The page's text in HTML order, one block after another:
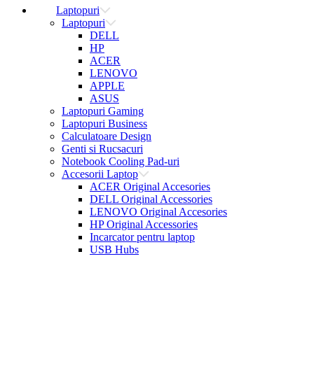
Laptopuri
Laptopuri
DELL
HP
ACER
LENOVO
APPLE
ASUS
Laptopuri Gaming
Laptopuri Business
Calculatoare Design
Genti si Rucsacuri
Notebook Cooling Pad-uri
Accesorii Laptop
ACER Original Accesories
DELL Original Accessories
LENOVO Original Accesories
HP Original Accessories
Incarcator pentru laptop
USB Hubs